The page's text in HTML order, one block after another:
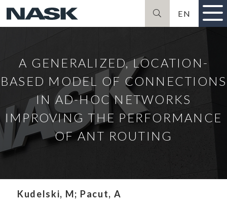
EN
A GENERALIZED, LOCATION-
BASED MODEL OF CONNECTIONS
IN AD-HOC NETWORKS
IMPROVING THE PERFORMANCE
OF ANT ROUTING
Kudelski, M; Pacut, A